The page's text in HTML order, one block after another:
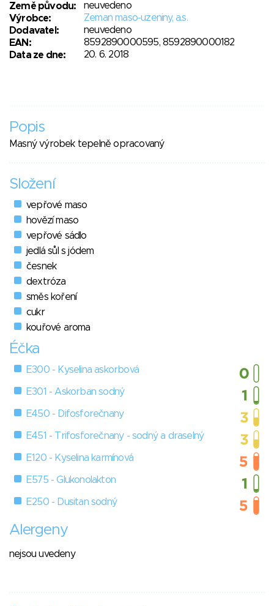
Země původu:
neuvedeno
Výrobce:
Zeman maso-uzeniny, a.s.
Dodavatel:
neuvedeno
EAN:
8592890000595, 8592890000182
Data ze dne:
20. 6. 2018
Popis
Masný výrobek tepelně opracovaný
Složení
vepřové maso
hovězí maso
vepřové sádlo
jedlá sůl s jódem
česnek
dextróza
směs koření
cukr
kouřové aroma
Éčka
E300 - Kyselina askorbová
E301 - Askorban sodný
E450 - Difosforečnany
E451 - Trifosforečnany - sodný a draselný
E120 - Kyselina karmínová
E575 - Glukonolakton
E250 - Dusitan sodný
Alergeny
nejsou uvedeny